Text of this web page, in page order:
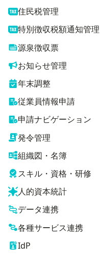
住民税管理
特別徴収税額通知管理
源泉徴収票
お知らせ管理
年末調整
従業員情報申請
申請ナビゲーション
発令管理
組織図・名簿
スキル・資格・研修
人的資本統計
データ連携
各種サービス連携
IdP